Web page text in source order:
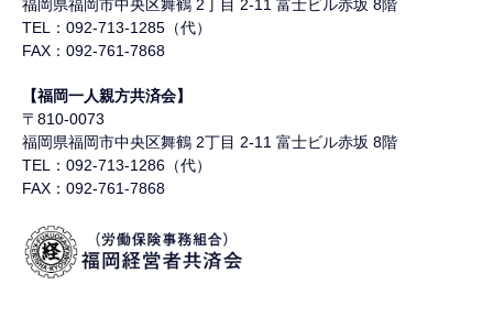
福岡県福岡市中央区舞鶴 2丁目 2-11 富士ビル赤坂 8階
TEL：092-713-1285（代）
FAX：092-761-7868
【福岡一人親方共済会】
〒810-0073
福岡県福岡市中央区舞鶴 2丁目 2-11 富士ビル赤坂 8階
TEL：092-713-1286（代）
FAX：092-761-7868